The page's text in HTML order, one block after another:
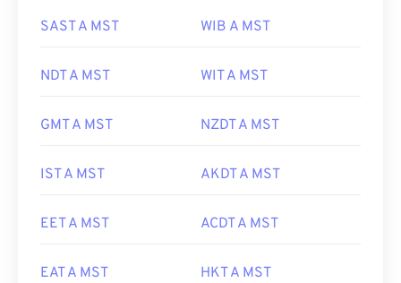
SAST A MST WIB A MST
NDT A MST WIT A MST
GMT A MST NZDT A MST
IST A MST AKDT A MST
EET A MST ACDT A MST
EAT A MST HKT A MST